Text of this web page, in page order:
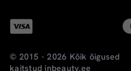
© 2015 - 2026 Kõik õigused
kaitstud inbeauty.ee